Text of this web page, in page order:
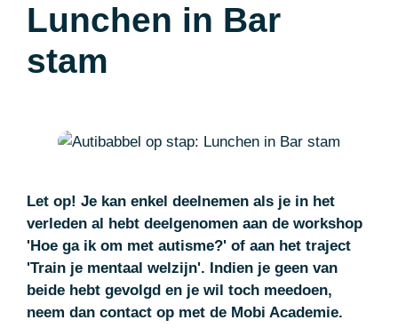
Lunchen in Bar
stam
Let op! Je kan enkel deelnemen als je in het
verleden al hebt deelgenomen aan de workshop
'Hoe ga ik om met autisme?' of aan het traject
'Train je mentaal welzijn'. Indien je geen van
beide hebt gevolgd en je wil toch meedoen,
neem dan contact op met de Mobi Academie.